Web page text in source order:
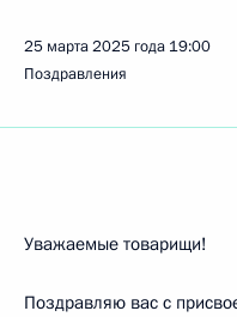
25 марта 2025 года 19:00
Поздравления
Уважаемые товарищи!
Поздравляю вас с